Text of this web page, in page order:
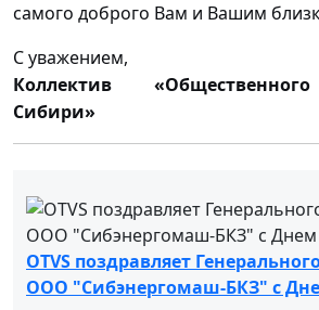
самого доброго Вам и Вашим
С уважением,
Коллектив
Сибири»
OTVS поздравляет
ООО "Сибэнергомаш-БКЗ" с